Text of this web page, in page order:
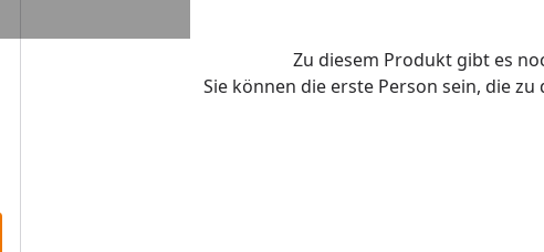
Zu diesem Produkt gibt es
Sie können die erste Person sein, die